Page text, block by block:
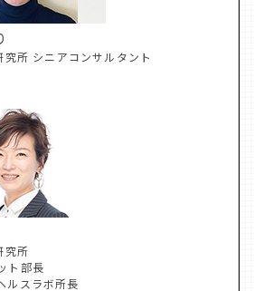
所 シニアコンサルタント
究所
ト部長
ルスラボ所長